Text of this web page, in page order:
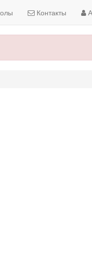
Контакты